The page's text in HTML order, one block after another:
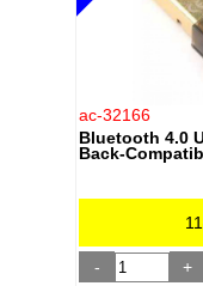
ac-32166
Bluetooth 4.0
Back-
- +